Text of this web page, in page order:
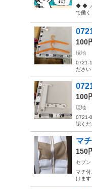
◆ ◆ ／
で働
100
現地
0721-
ださい
100
現地
0721-
認くだ
マ
150
セブン
マチ
けます